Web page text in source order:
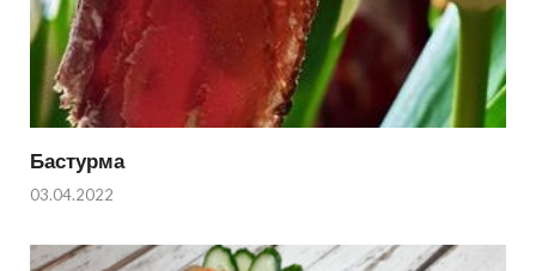
Бастурма
03.04.2022